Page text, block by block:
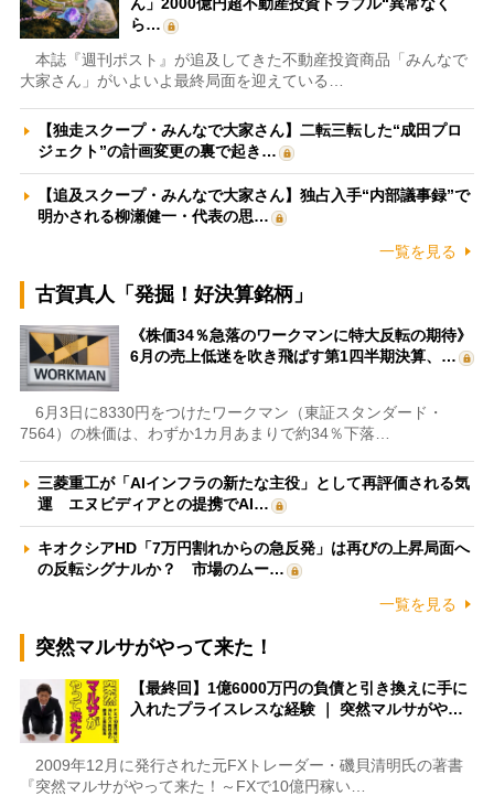
ら…
本誌『週刊ポスト』が追及してきた不動産投資商品「みんなで
大家さん」がいよいよ最終局面を迎えている…
【独走スクープ・みんなで大家さん】二転三転した“成田プロ
ジェクト”の計画変更の裏で起き…
【追及スクープ・みんなで大家さん】独占入手“内部議事録”で
明かされる柳瀬健一・代表の思…
一覧を見る
古賀真人「発掘！好決算銘柄」
《株価34％急落のワークマンに特大反転の期待》
6月の売上低迷を吹き飛ばす第1四半期決算、…
6月3日に8330円をつけたワークマン（東証スタンダード・
7564）の株価は、わずか1カ月あまりで約34％下落…
三菱重工が「AIインフラの新たな主役」として再評価される気
運 エヌビディアとの提携でAI…
キオクシアHD「7万円割れからの急反発」は再びの上昇局面へ
の反転シグナルか？ 市場のムー…
一覧を見る
突然マルサがやって来た！
【最終回】1億6000万円の負債と引き換えに手に
入れたプライスレスな経験 ｜ 突然マルサがや…
2009年12月に発行された元FXトレーダー・磯貝清明氏の著書
『突然マルサがやって来た！～FXで10億円稼い…